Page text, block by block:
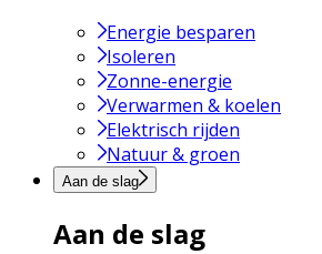
Energie besparen
Isoleren
Zonne-energie
Verwarmen & koelen
Elektrisch rijden
Natuur & groen
Aan de slag
Aan de slag